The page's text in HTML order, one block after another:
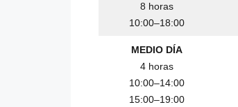
8 horas
10:00–18:00
MEDIO DÍA
4 horas
10:00–14:00
15:00–19:00